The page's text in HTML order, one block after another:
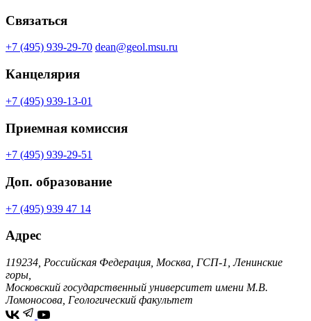
Связаться
+7 (495) 939-29-70 dean@geol.msu.ru
Канцелярия
+7 (495) 939-13-01
Приемная комиссия
+7 (495) 939-29-51
Доп. образование
+7 (495) 939 47 14
Адрес
119234, Российская Федерация, Москва, ГСП-1, Ленинские
горы,
Московский государственный университет имени М.В.
Ломоносова, Геологический факультет